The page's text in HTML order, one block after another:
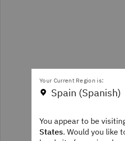
Your Current Region is:
Spain (Spanish)
You appear to be
States. Would you like